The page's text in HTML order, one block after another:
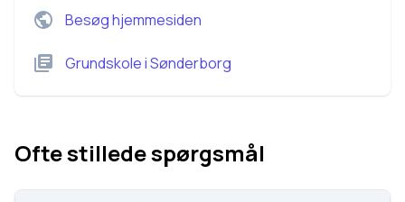
Besøg hjemmesiden
GrundskoleiSønderborg
Ofte stillede spørgsmål